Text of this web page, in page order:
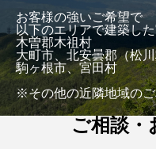
お客様の強いご希望で
以下のエリアで建築し
木曽郡木祖村
大町市、北安曇郡（松
駒ヶ根市、宮田村
※その他の近隣地域の
ご相談・